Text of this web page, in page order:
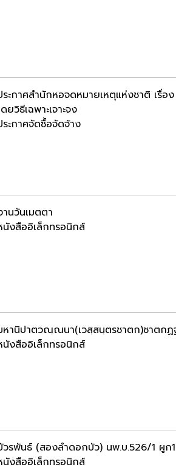
ระกาศสำนักหอจดหมายเหตุแห่งชาติ เรื่อ
ยวิธีเฉพาะเจาะจง
ระกาศจัดซื้อจัดจ้าง
านวันเมตตา
นังสืออิเล็กทรอนิกส์
หานิปาตวณฺณนา(เวสฺสนฺตรชาตก)ชาตก
นังสืออิเล็กทรอนิกส์
วรพันธ์ (สองลำดอกบัว) นพ.บ.526/1 ผูก1
นังสืออิเล็กทรอนิกส์